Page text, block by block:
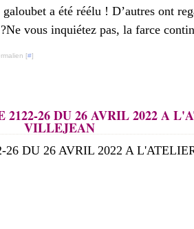
a été réélu ! D’autres ont
vous inquiétez pas, la farce
[#]
2122-26 DU 26 AVRIL 2022 A
VILLEJEAN